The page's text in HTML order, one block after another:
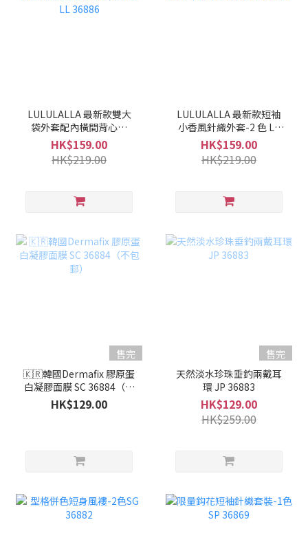
LULULALLA 最新款雙大
袋外套配內橫間背心套
裝-2 色 LL 36886
HK$159.00
HK$219.00
LULULALLA 最新款短袖
小香風針織外套-2 色 LL
36885
HK$159.00
HK$219.00
售完
🇰🇷韓國Dermafix 膠原蛋
白凝膠面膜 SC 36884（不
包郵）
HK$129.00
售完
天然淡水珍珠垂釣兩戴耳
環 JP 36883
HK$129.00
HK$259.00